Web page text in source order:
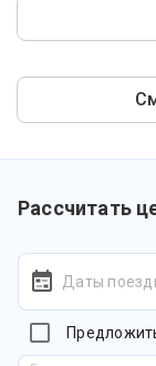
Рассчитать
Даты